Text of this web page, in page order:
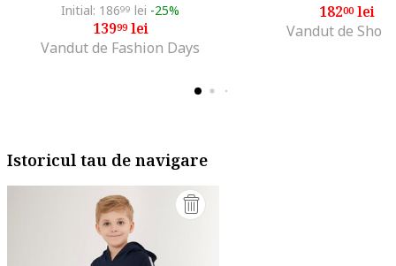
Initial: 18699 lei -25%
13999lei
Vandut de Fashion Days
18200lei
Vandut de
Istoricul tau de navigare